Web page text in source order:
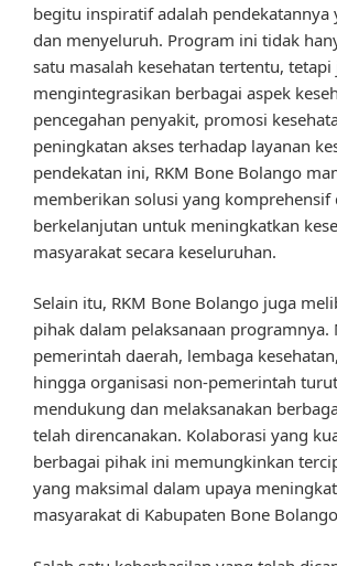
begitu inspiratif adalah pendekatannya
dan menyeluruh. Program ini tidak
satu masalah kesehatan tertentu, tetapi
mengintegrasikan berbagai aspek
pencegahan penyakit, promosi
peningkatan akses terhadap layanan
pendekatan ini, RKM Bone Bolango
memberikan solusi yang komprehensif
berkelanjutan untuk meningkatkan
masyarakat secara keseluruhan.
Selain itu, RKM Bone Bolango juga
pihak dalam pelaksanaan programnya.
pemerintah daerah, lembaga
hingga organisasi non-pemerintah
mendukung dan melaksanakan
telah direncanakan. Kolaborasi yang
berbagai pihak ini memungkinkan
yang maksimal dalam upaya
masyarakat di Kabupaten Bone